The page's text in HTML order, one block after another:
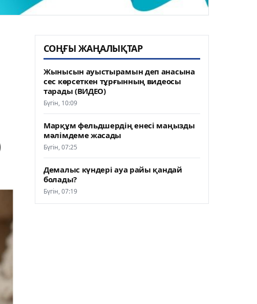
СОҢҒЫ ЖАҢАЛЫҚТАР
Жынысын ауыстырамын деп анасына
сес көрсеткен тұрғынның видеосы
тарады (ВИДЕО)
Бүгін, 10:09
Марқұм фельдшердің енесі маңызды
мәлімдеме жасады
Бүгін, 07:25
Демалыс күндері ауа райы қандай
болады?
Бүгін, 07:19